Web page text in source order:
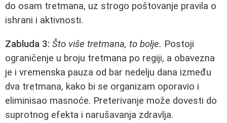
do osam tretmana, uz strogo poštovanje pravila o
ishrani i aktivnosti.
Zabluda 3: Što više tretmana, to bolje. Postoji
ograničenje u broju tretmana po regiji, a obavezna
je i vremenska pauza od bar nedelju dana između
dva tretmana, kako bi se organizam oporavio i
eliminisao masnoće. Preterivanje može dovesti do
suprotnog efekta i narušavanja zdravlja.